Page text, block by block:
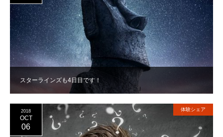
スターラインズも4日目です！
2018
OCT
06
体験シェア